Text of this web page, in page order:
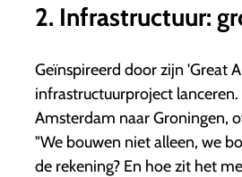
2. Infrastructuur:
Geïnspireerd door zijn 'Great
infrastructuurproject
Amsterdam naar Groningen,
"We bouwen niet alleen, we
de rekening? En hoe zit het